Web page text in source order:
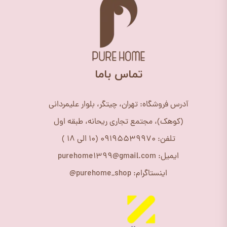
​تماس باما
آدرس فروشگاه: تهران، چیتگر، بلوار علیمردانی
(کوهک)، مجتمع تجاری ریحانه، طبقه اول
تلفن: 09195539970 (10 الی 18 )
ایمیل: purehome1399@gmail.com
اینستاگرام: purehome_shop@